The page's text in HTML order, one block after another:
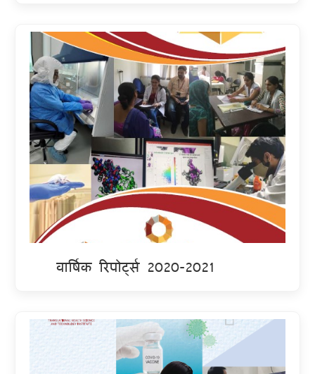
वार्षिक रिपोर्ट्स 2020-2021